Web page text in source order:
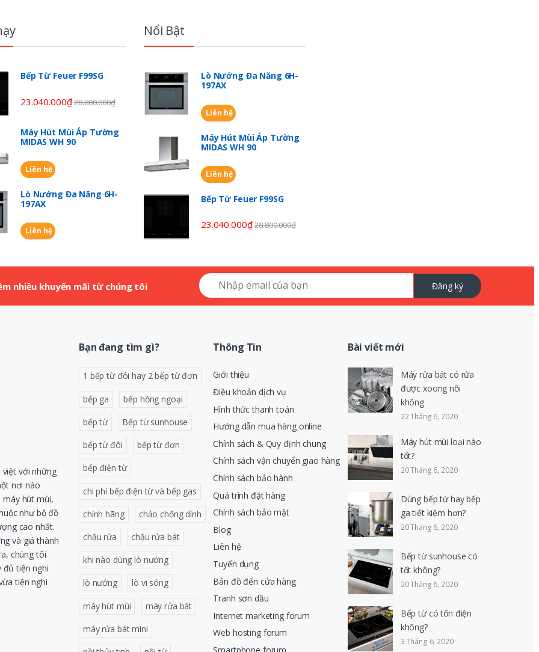
Bếp Từ Feuer F99SG
23.040.000₫ 28.800.000₫
Máy Hút Mùi Áp Tường
MIDAS WH 90
Liên hệ
Lò Nướng Đa Năng 6H-
197AX
Liên hệ
Nổi Bật
Lò Nướng Đa Năng 6H-
197AX
Liên hệ
Máy Hút Mùi Áp Tường
MIDAS WH 90
Liên hệ
Bếp Từ Feuer F99SG
23.040.000₫ 28.800.000₫
nhiều khuyến mãi từ chúng tôi Đăng ký
với những
nơi nào
máy hút mùi,
như bộ đồ
cao nhất.
và giá thành
chúng tôi
đủ tiện nghi
tiện nghi
Bạn đang tìm gì?
1 bếp từ đôi hay 2 bếp từ đơn
bếp ga bếp hồng ngoại
bếp từ Bếp từ sunhouse
bếp từ đôi bếp từ đơn
bếp điện từ
chi phí bếp điện từ và bếp gas
chính hãng chảo chống dính
chậu rửa chậu rửa bát
khi nào dùng lò nướng
lò nướng lò vi sóng
máy hút mùi máy rửa bát
máy rửa bát mini
Thông Tin
Giới thiệu
Điều khoản dịch vụ
Hình thức thanh toán
Hướng dẫn mua hàng online
Chính sách & Quy định chung
Chính sách vận chuyển giao hàng
Chính sách bảo hành
Quá trình đặt hàng
Chính sách bảo mật
Blog
Liên hệ
Tuyển dụng
Bản đồ đến cửa hàng
Tranh sơn dầu
Internet marketing forum
Web hosting forum
Bài viết mới
Máy rửa bát có rửa
được xoong nồi
không
22 Tháng 6, 2020
Máy hút mùi loại nào
tốt?
20 Tháng 6, 2020
Dùng bếp từ hay bếp
ga tiết kiệm hơn?
20 Tháng 6, 2020
Bếp từ sunhouse có
tốt không?
20 Tháng 6, 2020
Bếp từ có tốn điện
không?
3 Tháng 6, 2020